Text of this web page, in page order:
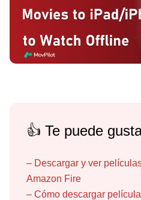
👍 Te puede
– Descargar y ver
Amazon Fire
–Cómo descargar